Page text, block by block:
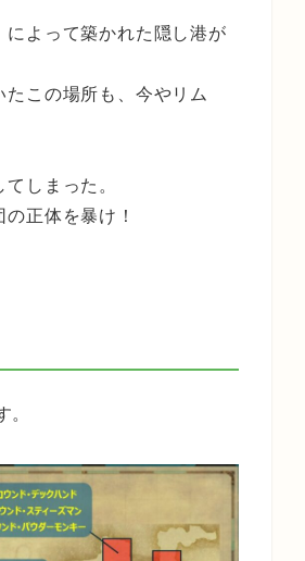
よって築かれた隠し港が
この場所も、今やリム
しまった。
正体を暴け！
。